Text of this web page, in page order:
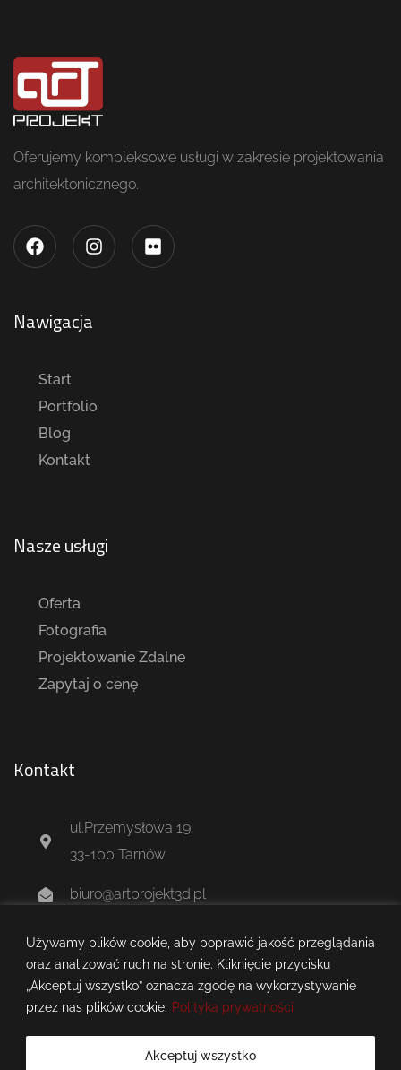
Używamy plików cookie, aby poprawić jakość przeglądania
oraz analizować ruch na stronie. Kliknięcie przycisku
„Akceptuj wszystko” oznacza zgodę na wykorzystywanie
przez nas plików cookie. Polityka prywatności
Akceptuj wszystko
Oferujemy kompleksowe usługi w zakresie projektowania
architektonicznego.
Nawigacja
Start
Portfolio
Blog
Kontakt
Nasze usługi
Oferta
Fotografia
Projektowanie Zdalne
Zapytaj o cenę
Kontakt
ul.Przemysłowa 19
33-100 Tarnów
biuro@artprojekt3d.pl
+48 604 244 637